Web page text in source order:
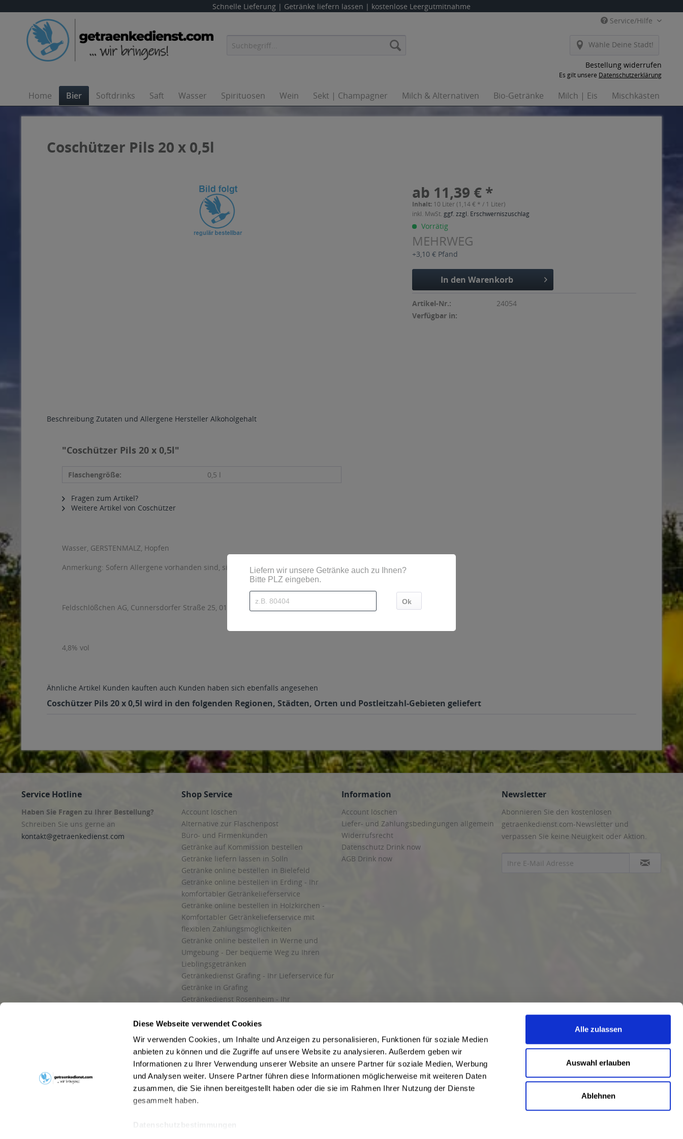
Diese Webseite verwendet Cookies
Wir verwenden Cookies, um Inhalte und Anzeigen zu personalisieren, Funktionen für soziale Medien
anbieten zu können und die Zugriffe auf unsere Website zu analysieren. Außerdem geben wir
Informationen zu Ihrer Verwendung unserer Website an unsere Partner für soziale Medien, Werbung
und Analysen weiter. Unsere Partner führen diese Informationen möglicherweise mit weiteren Daten
zusammen, die Sie ihnen bereitgestellt haben oder die sie im Rahmen Ihrer Nutzung der Dienste
gesammelt haben.
Alle zulassen
Auswahl erlauben
Ablehnen
Schnelle Lieferung | Getränke liefern lassen | kostenlose Leergutmitnahme
Service/Hilfe
Wähle Deine Stadt!
Bestellung widerrufen
Es gilt unsere Datenschutzerklärung
Home Bier Softdrinks Saft Wasser Spirituosen Wein Sekt | Champagner Milch & Alternativen Bio-Getränke Milch | Eis Mischkästen
Coschützer Pils 20 x 0,5l
ab 11,39 € *
Inhalt: 10 Liter (1,14 € * / 1 Liter)
inkl. MwSt. ggf. zzgl. Erschwerniszuschlag
Vorrätig
MEHRWEG
+3,10 € Pfand
In den Warenkorb
Artikel-Nr.:
24054
Verfügbar in:
Beschreibung Zutaten und Allergene Hersteller Alkoholgehalt
"Coschützer Pils 20 x 0,5l"
Flaschengröße: 0,5 l
Fragen zum Artikel?
Weitere Artikel von Coschützer
Wasser, GERSTENMALZ, Hopfen
Anmerkung: Sofern Allergene vorhanden sind, sind diese mittels Großbuchstaben besonders hervorgehoben
Feldschlößchen AG, Cunnersdorfer Straße 25, 01189 Dresden
4,8% vol
Ähnliche Artikel Kunden kauften auch Kunden haben sich ebenfalls angesehen
Coschützer Pils 20 x 0,5l wird in den folgenden Regionen, Städten, Orten und Postleitzahl-Gebieten geliefert
Service Hotline
Haben Sie Fragen zu Ihrer Bestellung?
Schreiben Sie uns gerne an
kontakt@getraenkedienst.com
Shop Service
Account löschen
Alternative zur Flaschenpost
Büro- und Firmenkunden
Getränke auf Kommission bestellen
Getränke liefern lassen in Solln
Getränke online bestellen in Bielefeld
Getränke online bestellen in Erding - Ihr
komfortabler Getränkelieferservice
Getränke online bestellen in Holzkirchen -
Komfortabler Getränkelieferservice mit
flexiblen Zahlungsmöglichkeiten
Getränke online bestellen in Werne und
Umgebung - Der bequeme Weg zu Ihren
Lieblingsgetränken
Getränkedienst Grafing - Ihr Lieferservice für
Getränke in Grafing
Getränkedienst Rosenheim - Ihr
und Umgebung
Getränkelieferung in Starnberg
Liefergebiet
Lieferservice für Getränke
Wir liefern Getränke
Kontakt
Newsletter
Information
Account löschen
Liefer- und Zahlungsbedingungen allgemein
Widerrufsrecht
Datenschutz Drink now
AGB Drink now
Newsletter
Abonnieren Sie den kostenlosen
getraenkedienst.com-Newsletter und
verpassen Sie keine Neuigkeit oder Aktion.